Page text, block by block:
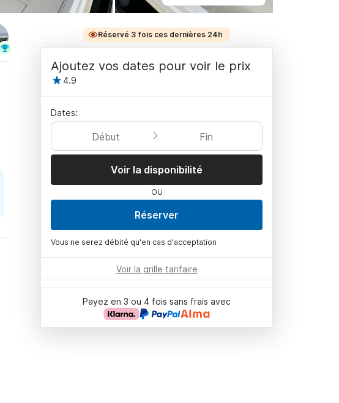
Réservé 3 fois ces dernières 24h
Ajoutez vos dates pour voir le prix
4.9
Dates:
Début Fin
Voir la disponibilité
OU
Réserver
Vous ne serez débité qu'en cas d'acceptation
Voir la grille tarifaire
Payez en 3 ou 4 fois sans frais avec